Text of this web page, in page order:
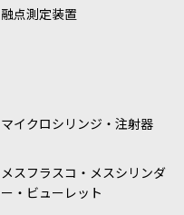
融点測定装置
マイクロシリンジ・注射器
メスフラスコ・メスシリンダ
ー・ビューレット